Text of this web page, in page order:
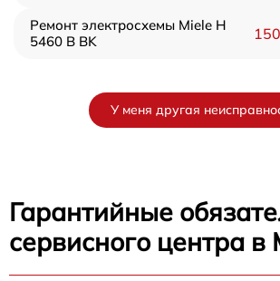
Ремонт электросхемы Miele H
5460 B BK
У меня другая
Гарантийные
сервисного центра в